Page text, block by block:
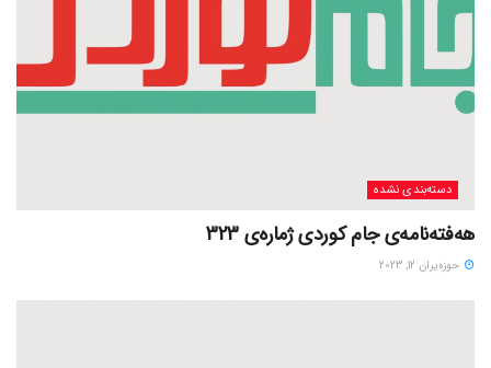
دسته‌بندی نشده
هەفتەنامەی جام کوردی ژمارەی 323
حوزه‌یران 12, 2023